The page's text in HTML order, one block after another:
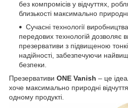
без компромісів у відчуттях,
близькості максимально
Сучасні технології
передових технологій дозволяє
презервативи з підвищеною
надійності, забезпечуючи
безпеки.
Презервативи ONE Vanish – це
хоче максимально природні
одному продукті.